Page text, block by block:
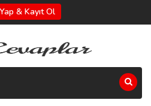
& Kayıt Ol